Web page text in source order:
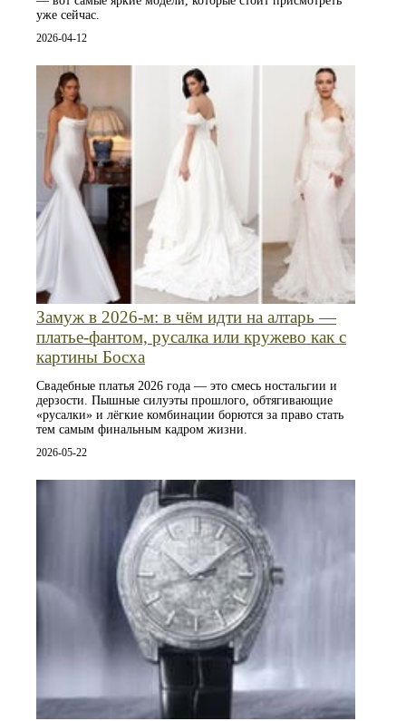
уже сейчас.
2026-04-12
Замуж в 2026-м: в чём идти на алтарь —
платье-фантом, русалка или кружево как с
картины Босха
Свадебные платья 2026 года — это смесь ностальгии и
дерзости. Пышные силуэты прошлого, обтягивающие
«русалки» и лёгкие комбинации борются за право стать
тем самым финальным кадром жизни.
2026-05-22